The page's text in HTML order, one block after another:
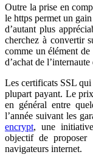
Outre la prise en
le https permet un
d’autant plus
cherchez à convertir
comme un élément de
d’achat de
Les certificats SSL
plupart payant. Le
en général entre
l’année suivant les
encrypt, une
objectif de proposer
navigateurs internet.